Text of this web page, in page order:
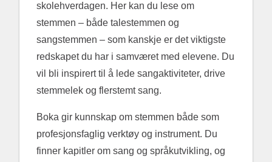
skolehverdagen. Her kan du lese om
stemmen – både talestemmen og
sangstemmen – som kanskje er det viktigste
redskapet du har i samværet med elevene. Du
vil bli inspirert til å lede sangaktiviteter, drive
stemmelek og flerstemt sang.
Boka gir kunnskap om stemmen både som
profesjonsfaglig verktøy og instrument. Du
finner kapitler om sang og språkutvikling, og